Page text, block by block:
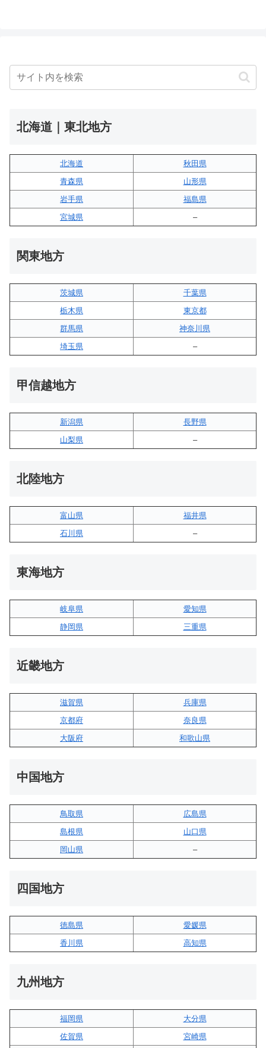
北海道｜東北地方
北海道
秋田県
青森県
山形県
岩手県
福島県
宮城県
–
関東地方
茨城県
千葉県
栃木県
東京都
群馬県
神奈川県
埼玉県
–
甲信越地方
新潟県
長野県
山梨県
–
北陸地方
富山県
福井県
石川県
–
東海地方
岐阜県
愛知県
静岡県
三重県
近畿地方
滋賀県
兵庫県
京都府
奈良県
大阪府
和歌山県
中国地方
鳥取県
広島県
島根県
山口県
岡山県
–
四国地方
徳島県
愛媛県
香川県
高知県
九州地方
福岡県
大分県
佐賀県
宮崎県